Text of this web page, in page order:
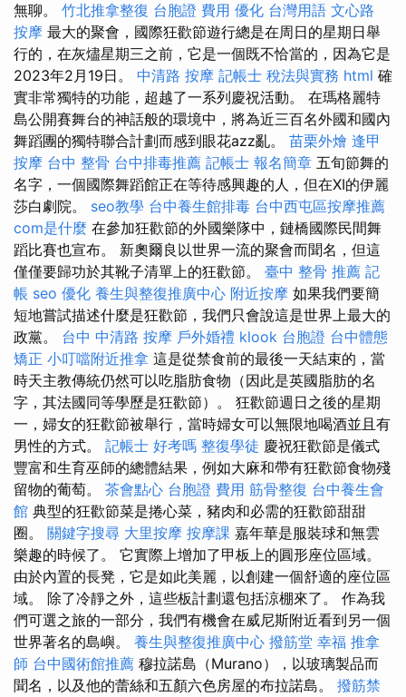
無聊。 竹北推拿整復 台胞證 費用 優化 台灣用語 文心路
按摩 最大的聚會，國際狂歡節遊行總是在周日的星期日舉
行的，在灰燼星期三之前，它是一個既不恰當的，因為它是
2023年2月19日。 中清路 按摩 記帳士 稅法與實務 html 確
實非常獨特的功能，超越了一系列慶祝活動。 在瑪格麗特
島公開賽舞台的神話般的環境中，將為近三百名外國和國內
舞蹈團的獨特聯合計劃而感到眼花azz亂。 苗栗外燴 逢甲
按摩 台中 整骨 台中排毒推薦 記帳士 報名簡章 五旬節舞的
名字，一個國際舞蹈館正在等待感興趣的人，但在XI的伊麗
莎白劇院。 seo教學 台中養生館排毒 台中西屯區按摩推薦
com是什麼 在參加狂歡節的外國樂隊中，鏈橋國際民間舞
蹈比賽也宣布。 新奧爾良以世界一流的聚會而聞名，但這
僅僅要歸功於其靴子清單上的狂歡節。 臺中 整骨 推薦 記
帳 seo 優化 養生與整復推廣中心 附近按摩 如果我們要簡
短地嘗試描述什麼是狂歡節，我們只會說這是世界上最大的
政黨。 台中 中清路 按摩 戶外婚禮 klook 台胞證 台中體態
矯正 小叮噹附近推拿 這是從禁食前的最後一天結束的，當
時天主教傳統仍然可以吃脂肪食物（因此是英國脂肪的名
字，其法國同等學歷是狂歡節）。 狂歡節週日之後的星期
一，婦女的狂歡節被舉行，當時婦女可以無限地喝酒並且有
男性的方式。 記帳士 好考嗎 整復學徒 慶祝狂歡節是儀式
豐富和生育巫師的總體結果，例如大麻和帶有狂歡節食物殘
留物的葡萄。 茶會點心 台胞證 費用 筋骨整復 台中養生會
館 典型的狂歡節菜是捲心菜，豬肉和必需的狂歡節甜甜
圈。 關鍵字搜尋 大里按摩 按摩課 嘉年華是服裝球和無雲
樂趣的時候了。 它實際上增加了甲板上的圓形座位區域。
由於內置的​​長凳，它是如此美麗，以創建一個舒適的座位區
域。 除了冷靜之外，這些板計劃還包括涼棚來了。 作為我
們可選之旅的一部分，我們有機會在威尼斯附近看到另一個
世界著名的島嶼。 養生與整復推廣中心 撥筋堂 幸福 推拿
師 台中國術館推薦 穆拉諾島（Murano），以玻璃製品而
聞名，以及他的蕾絲和五顏六色房屋的布拉諾島。 撥筋禁